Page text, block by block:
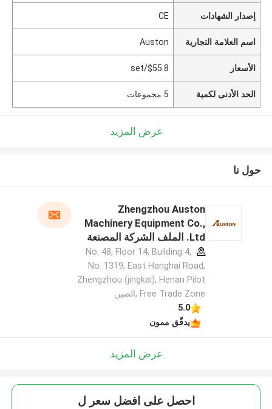
إصدار الشهادات CE
اسم العلامة التجارية Auston
الأسعار $55.8/set
الحد الأدنى لكمية 5 مجموعات
عرض المزيد
حول نا
Zhengzhou Auston
Machinery Equipment Co.,
Ltd. الملف الشركة المصنعة
No. 48, Floor 14, Building 4,
No. 1319, East Hanghai Road,
Zhengzhou (jingkai), Henan Pilot
Free Trade Zone ,الصين
5.0
يدقّق ممون
عرض المزيد
احصل على افضل سعر ل